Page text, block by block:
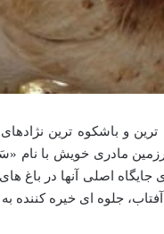
و باشکوه‌ ترین
مادری خویش با نام
جایگاه اصلی آنها در باغ‌
جلوه‌ ای خیره‌ کننده